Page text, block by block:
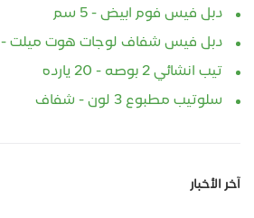
دبل فيس فوم ابيض - 5 سم
دبل فيس شفاف لوجات هوت ميلت - 60 سم
تيب انشائي 2 بوصه - 20 يارده
سلوتيب مطبوع 3 لون - شفاف
آخر الأخبار